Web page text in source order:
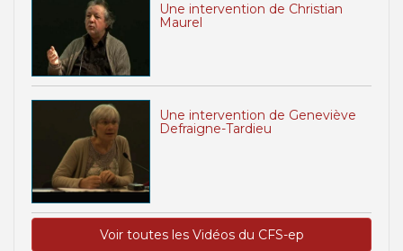
Une intervention de Christian
Maurel
Une intervention de Geneviève
Defraigne-Tardieu
Voir toutes les Vidéos du CFS-ep